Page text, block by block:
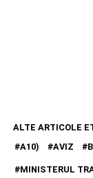
ALTE ARTICOLE
A10)
AVIZ
MINISTERUL